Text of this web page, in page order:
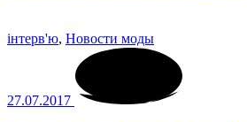
інтерв'ю, Новости моды
27.07.2017